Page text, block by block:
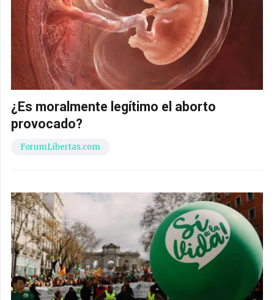
¿Es moralmente legítimo el aborto
provocado?
ForumLibertas.com